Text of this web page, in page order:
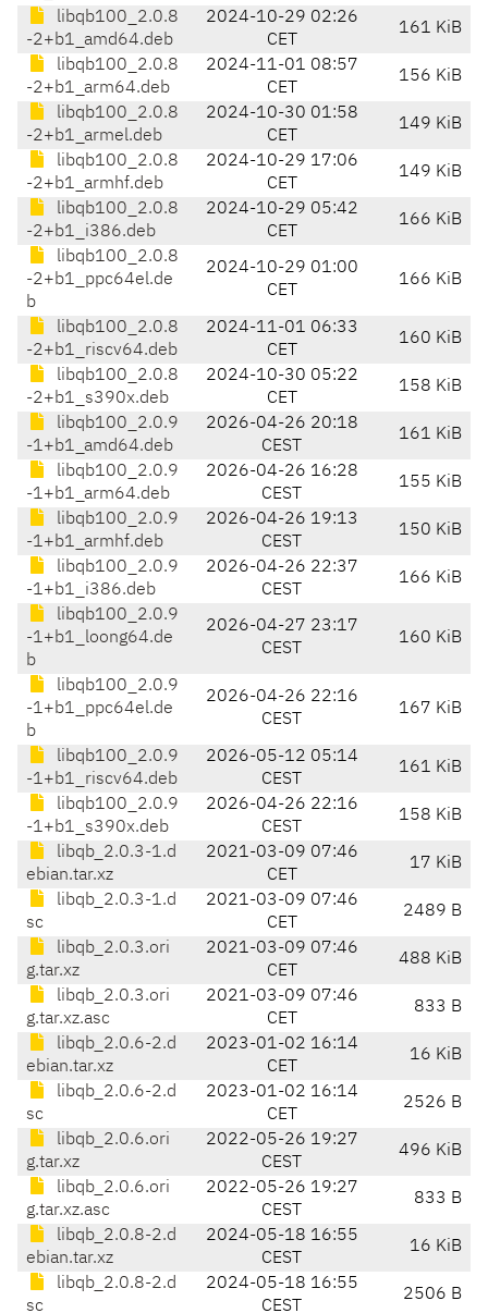
libqb100_2.0.8
-2+b1_amd64.deb
2024-10-29 02:26
CET
161 KiB
libqb100_2.0.8
-2+b1_arm64.deb
2024-11-01 08:57
CET
156 KiB
libqb100_2.0.8
-2+b1_armel.deb
2024-10-30 01:58
CET
149 KiB
libqb100_2.0.8
-2+b1_armhf.deb
2024-10-29 17:06
CET
149 KiB
libqb100_2.0.8
-2+b1_i386.deb
2024-10-29 05:42
CET
166 KiB
libqb100_2.0.8
-2+b1_ppc64el.de
b
2024-10-29 01:00
CET
166 KiB
libqb100_2.0.8
-2+b1_riscv64.deb
2024-11-01 06:33
CET
160 KiB
libqb100_2.0.8
-2+b1_s390x.deb
2024-10-30 05:22
CET
158 KiB
libqb100_2.0.9
-1+b1_amd64.deb
2026-04-26 20:18
CEST
161 KiB
libqb100_2.0.9
-1+b1_arm64.deb
2026-04-26 16:28
CEST
155 KiB
libqb100_2.0.9
-1+b1_armhf.deb
2026-04-26 19:13
CEST
150 KiB
libqb100_2.0.9
-1+b1_i386.deb
2026-04-26 22:37
CEST
166 KiB
libqb100_2.0.9
-1+b1_loong64.de
b
2026-04-27 23:17
CEST
160 KiB
libqb100_2.0.9
-1+b1_ppc64el.de
b
2026-04-26 22:16
CEST
167 KiB
libqb100_2.0.9
-1+b1_riscv64.deb
2026-05-12 05:14
CEST
161 KiB
libqb100_2.0.9
-1+b1_s390x.deb
2026-04-26 22:16
CEST
158 KiB
libqb_2.0.3-1.d
ebian.tar.xz
2021-03-09 07:46
CET
17 KiB
libqb_2.0.3-1.d
sc
2021-03-09 07:46
CET
2489 B
libqb_2.0.3.ori
g.tar.xz
2021-03-09 07:46
CET
488 KiB
libqb_2.0.3.ori
g.tar.xz.asc
2021-03-09 07:46
CET
833 B
libqb_2.0.6-2.d
ebian.tar.xz
2023-01-02 16:14
CET
16 KiB
libqb_2.0.6-2.d
sc
2023-01-02 16:14
CET
2526 B
libqb_2.0.6.ori
g.tar.xz
2022-05-26 19:27
CEST
496 KiB
libqb_2.0.6.ori
g.tar.xz.asc
2022-05-26 19:27
CEST
833 B
libqb_2.0.8-2.d
ebian.tar.xz
2024-05-18 16:55
CEST
16 KiB
libqb_2.0.8-2.d
sc
2024-05-18 16:55
CEST
2506 B